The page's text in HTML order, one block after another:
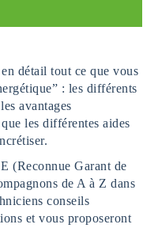
détail tout ce que vous
: les différents
avantages
les différentes aides
(Reconnue Garant de
de A à Z dans
conseils
et vous proposeront